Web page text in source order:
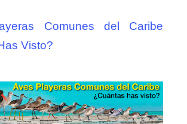
Comunes del Caribe
Visto?